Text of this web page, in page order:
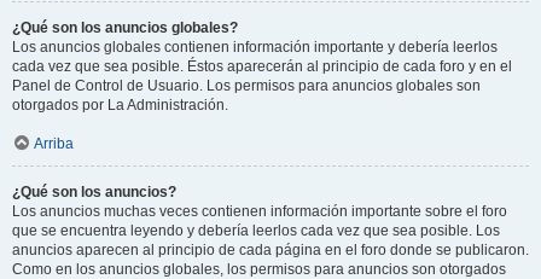
¿Qué son los anuncios globales?
Los anuncios globales contienen información importante y debería leerlos
cada vez que sea posible. Éstos aparecerán al principio de cada foro y en el
Panel de Control de Usuario. Los permisos para anuncios globales son
otorgados por La Administración.
Arriba
¿Qué son los anuncios?
Los anuncios muchas veces contienen información importante sobre el foro
que se encuentra leyendo y debería leerlos cada vez que sea posible. Los
anuncios aparecen al principio de cada página en el foro donde se publicaron.
Como en los anuncios globales, los permisos para anuncios son otorgados